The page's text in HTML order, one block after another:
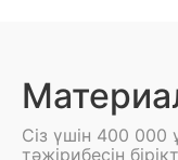
Сіз үшін 400 000
тәжірибесін